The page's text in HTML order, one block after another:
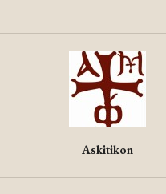
Askitikon